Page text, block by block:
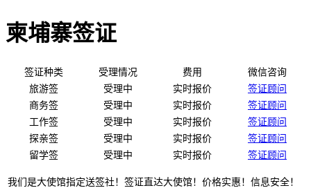
柬埔寨签证
签证种类 受理情况 费用
微信咨询
旅游签
受理中 实时报价
签证顾问
商务签
受理中 实时报价
签证顾问
工作签
受理中 实时报价
签证顾问
探亲签
受理中 实时报价
签证顾问
留学签
受理中 实时报价 签证顾问
我们是大使馆指定送签社！签证直达大使馆！价格实惠！信息安全！